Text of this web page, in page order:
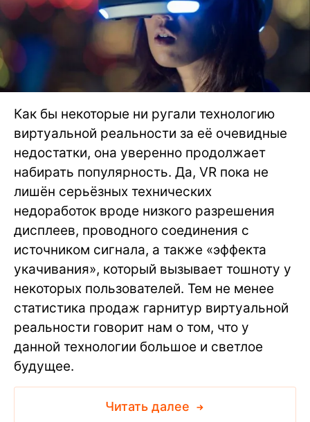
Как бы некоторые ни ругали технологию
виртуальной реальности за её очевидные
недостатки, она уверенно продолжает
набирать популярность. Да, VR пока не
лишён серьёзных технических
недоработок вроде низкого разрешения
дисплеев, проводного соединения с
источником сигнала, а также «эффекта
укачивания», который вызывает тошноту у
некоторых пользователей. Тем не менее
статистика продаж гарнитур виртуальной
реальности говорит нам о том, что у
данной технологии большое и светлое
будущее.
Читать далее